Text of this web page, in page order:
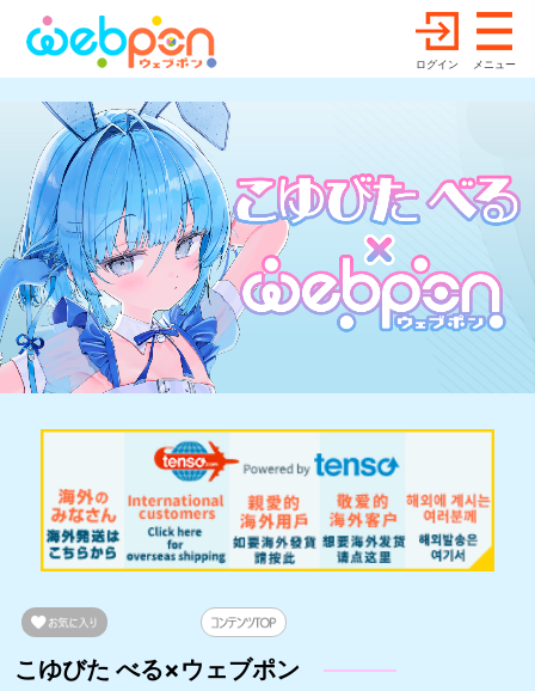
ログイン メニュー
こゆびた べる×ウェブポン